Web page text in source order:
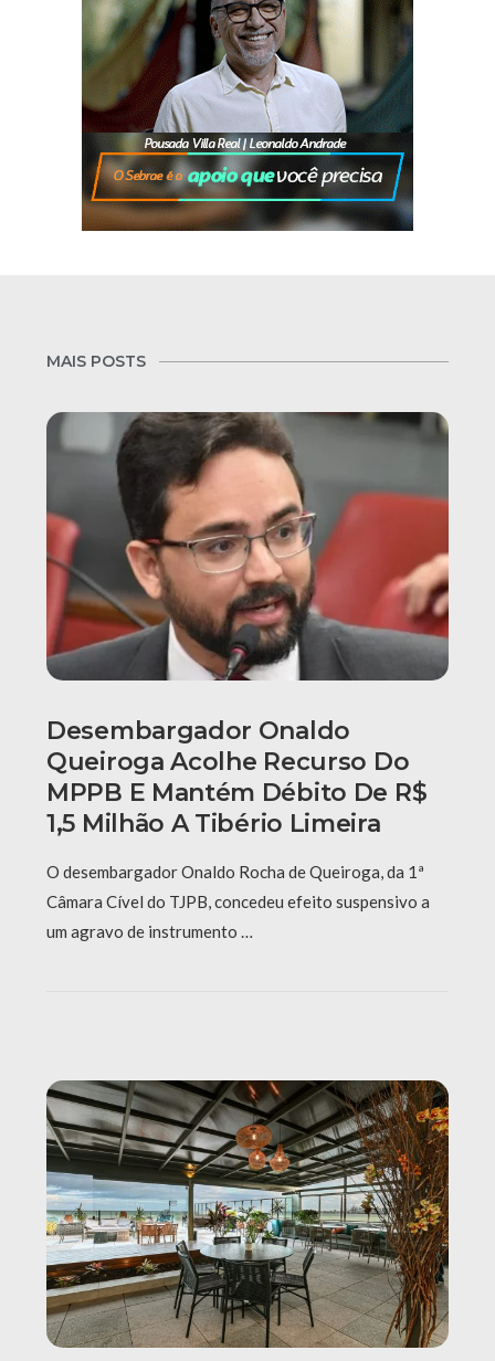
MAIS POSTS
Desembargador Onaldo
Queiroga Acolhe Recurso Do
MPPB E Mantém Débito De R$
1,5 Milhão A Tibério Limeira
O desembargador Onaldo Rocha de Queiroga, da 1ª
Câmara Cível do TJPB, concedeu efeito suspensivo a
um agravo de instrumento …